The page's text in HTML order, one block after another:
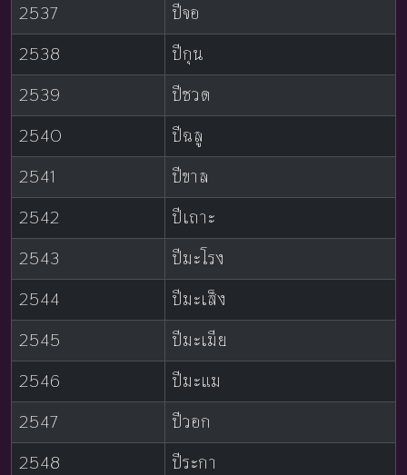
2537
ปีจอ
2538
ปีกุน
2539
ปีชวด
2540
ปีฉลู
2541
ปีขาล
2542
ปีเถาะ
2543
ปีมะโรง
2544
ปีมะเส็ง
2545
ปีมะเมีย
2546
ปีมะแม
2547
ปีวอก
2548
ปีระกา